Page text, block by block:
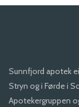
Sunnfjord apotek
Stryn og i Førde i
Apotekergruppen